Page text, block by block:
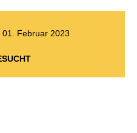
01. Februar 2023